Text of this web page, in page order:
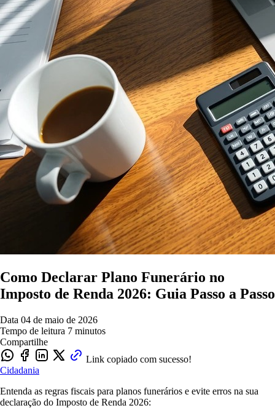
Como Declarar Plano Funerário no
Imposto de Renda 2026: Guia Passo a Passo
Data 04 de maio de 2026
Tempo de leitura 7 minutos
Compartilhe
Link copiado com sucesso!
Cidadania
Entenda as regras fiscais para planos funerários e evite erros na sua
declaração do Imposto de Renda 2026: